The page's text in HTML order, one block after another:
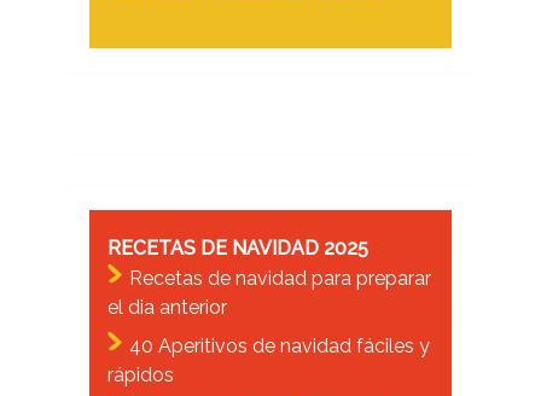
RECETAS DE NAVIDAD 2025
Recetas de navidad para preparar
el dia anterior
40 Aperitivos de navidad fáciles y
rápidos